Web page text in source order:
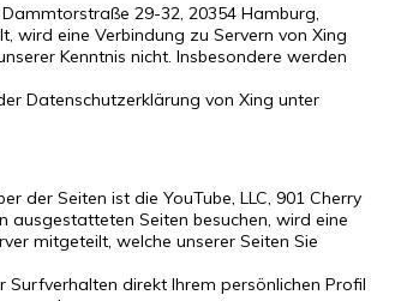
29-32, 20354 Hamburg,
wird eine Verbindung zu Servern von Xing
Kenntnis nicht. Insbesondere werden
Datenschutzerklärung von Xing unter
der Seiten ist die YouTube, LLC, 901 Cherry
ausgestatteten Seiten besuchen, wird eine
mitgeteilt, welche unserer Seiten Sie
Surfverhalten direkt Ihrem persönlichen Profil